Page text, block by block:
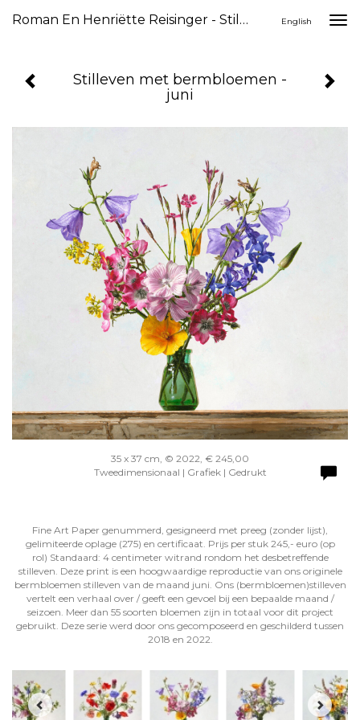
Roman En Henriëtte Reisinger - Stilleven Met Bermbloemen - Juni English
Stilleven met bermbloemen -
juni
35 x 37 cm, © 2022, € 245,00
Tweedimensionaal | Grafiek | Gedrukt
Fine Art Paper genummerd, gesigneerd met preeg (zonder lijst),
gelimiteerde oplage (275) en certificaat. Prijs per stuk 245,- euro (op
rol) Standaard: 4 centimeter witrand rondom het desbetreffende
stilleven. Deze print is een hoogwaardige reproductie van ons originele
bermbloemen stilleven van de maand juni. Ons (bermbloemen)stilleven
vertelt een verhaal over / geeft een gevoel bij een bepaalde maand /
seizoen. Meer dan 55 soorten bloemen zijn in totaal voor dit project
gebruikt. Deze serie werd door ons gecomposeerd en geschilderd tussen
2018 en 2022.